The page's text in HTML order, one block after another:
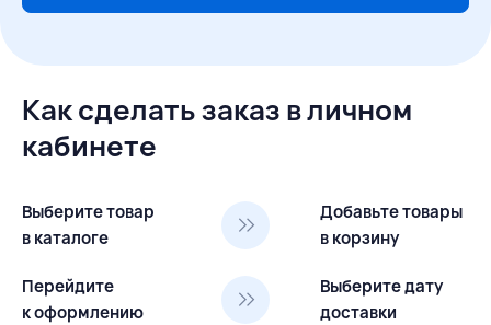
Как сделать заказ в личном
кабинете
Выберите товар
в каталоге
Добавьте товары
в корзину
Перейдите
к оформлению
Выберите дату
доставки